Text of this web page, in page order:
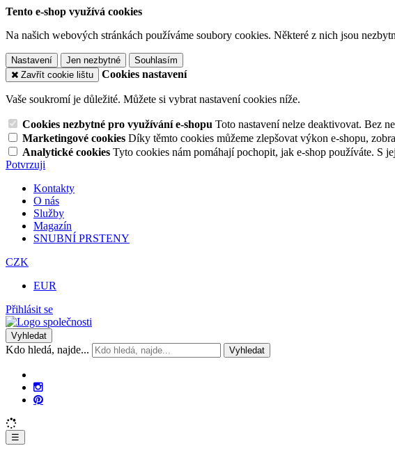
Tento e-shop využívá cookies
Na našich webových stránkách používáme soubory cookies. Některé z nich jsou
Nastavení Jen nezbytné
Souhlasím
Zavřít cookie lištu
Cookies nastavení
Vaše soukromí je důležité. Můžete si vybrat nastavení cookies níže.
Cookies nezbytné pro využívání e-shopu Toto nastavení nelze deaktivovat. Bez
Marketingové cookies Díky těmto cookies můžeme zlepšovat výkon e-shopu,
Analytické cookies Tyto cookies nám pomáhají pochopit, jak e-shop používáte. S
Potvrzuji
Kontakty
O nás
Služby
Magazín
SNUBNÍ PRSTENY
CZK
EUR
Přihlásit se
Vyhledat
Kdo hledá, najde... Vyhledat
☰